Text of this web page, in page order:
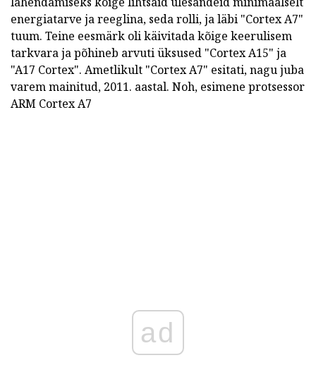
energiatarve ja reeglina, seda rolli, ja läbi "Cortex A7"
tuum. Teine eesmärk oli käivitada kõige keerulisem
tarkvara ja põhineb arvuti üksused "Cortex A15" ja
"A17 Cortex". Ametlikult "Cortex A7" esitati, nagu juba
varem mainitud, 2011. aastal. Noh, esimene protsessor
ARM Cortex A7
ad